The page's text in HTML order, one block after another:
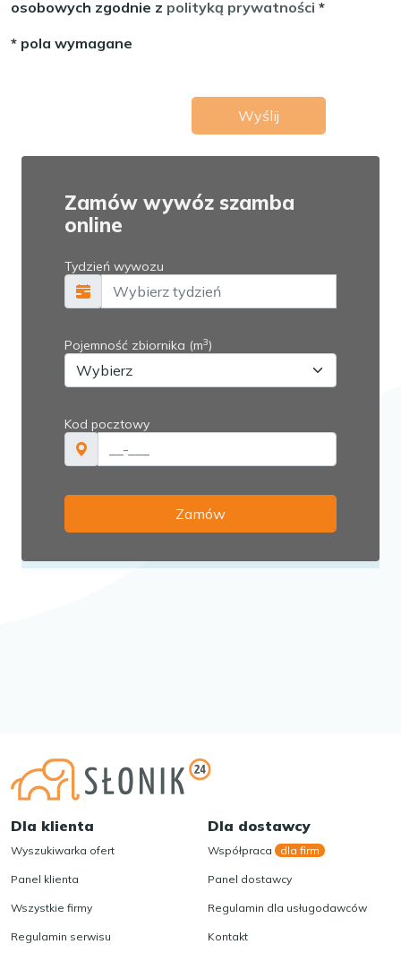
osobowych zgodnie z polityką prywatności *
* pola wymagane
Dla klienta
Wyszukiwarka ofert
Panel klienta
Wszystkie firmy
Regulamin serwisu
Dla dostawcy
Współpraca dla firm
Panel dostawcy
Regulamin dla usługodawców
Kontakt